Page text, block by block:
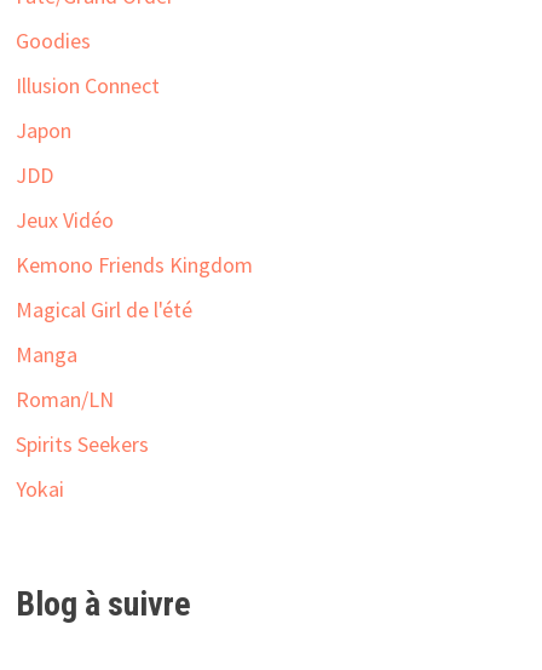
Goodies
Illusion Connect
Japon
JDD
Jeux Vidéo
Kemono Friends Kingdom
Magical Girl de l'été
Manga
Roman/LN
Spirits Seekers
Yokai
Blog à suivre